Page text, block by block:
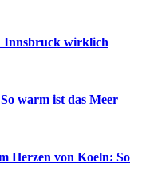
Innsbruck wirklich
warm ist das Meer
Herzen von Koeln: So